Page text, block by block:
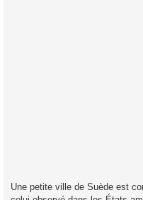
Une petite ville de Suède est